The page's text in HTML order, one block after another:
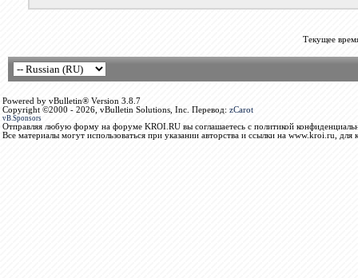
Текущее
Powered by vBulletin® Version 3.8.7
Copyright ©2000 - 2026, vBulletin Solutions, Inc. Перевод: zCarot
vB.Sponsors
Отправляя любую форму на форуме KROI.RU вы соглашаетесь с политикой
Все материалы могут использоваться при указании авторства и ссылки на www.kroi.ru, для